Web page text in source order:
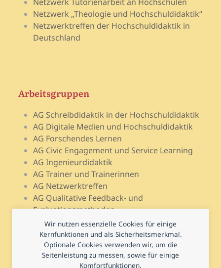
Wir nutzen essenzielle Cookies für einige
Kernfunktionen und als Sicherheitsmerkmal.
Optionale Cookies verwenden wir, um die
Seitenleistung zu messen, sowie für einige
Komfortfunktionen.
Netzwerk „Theologie und Hochschuldidaktik“
Netzwerktreffen der Hochschuldidaktik in
Deutschland
Arbeitsgruppen
AG Schreibdidaktik in der Hochschuldidaktik
AG Digitale Medien und Hochschuldidaktik
AG Forschendes Lernen
AG Civic Engagement und Service Learning
AG Ingenieurdidaktik
AG Trainer und Trainerinnen
AG Netzwerktreffen
AG Qualitative Feedback- und
Evaluationsmethoden
AG Open Teach Ware – Lehrportale
AG Psychologie und Lehr-Lern-Forschung
AG Prüfen und Prüfungsdidaktik
AG Hochschuldidaktische Regional- und